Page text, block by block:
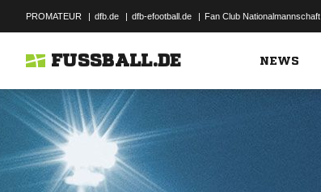
PROMATEUR | dfb.de | dfb-efootball.de | Fan Club Nationalmannschaft
FUSSBALL.DE NEWS